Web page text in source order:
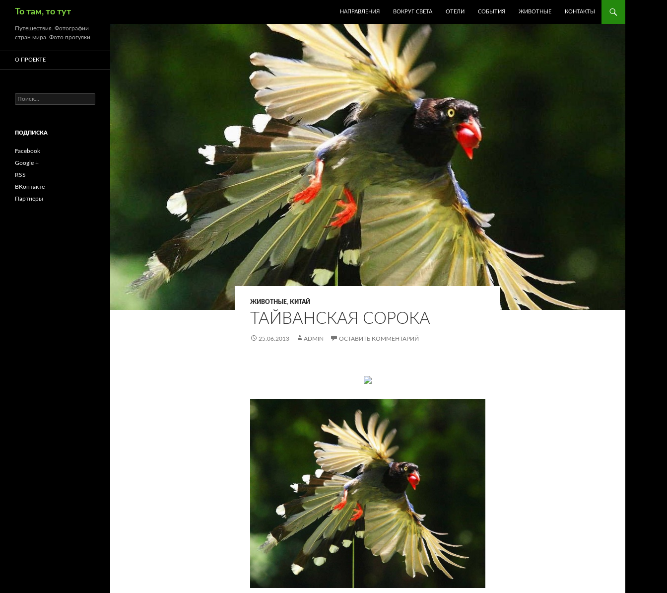
То там, то тут
НАПРАВЛЕНИЯ
ВОКРУГ СВЕТА ОТЕЛИ СОБЫТИЯ ЖИВОТНЫЕ КОНТАКТЫ
ЖИВОТНЫЕ, КИТАЙ
ТАЙВАНСКАЯ СОРОКА
25.06.2013 ADMIN ОСТАВИТЬ КОММЕНТАРИЙ
Путешествия. Фотографии
стран мира. Фото прогулки
О ПРОЕКТЕ
Найти:
ПОДПИСКА
Facebook
Google +
RSS
ВКонтакте
Партнеры